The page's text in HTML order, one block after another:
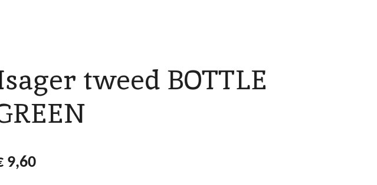
tweed BOTTLE
9,60